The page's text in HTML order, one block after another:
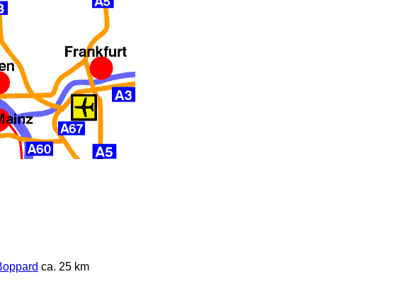
ca. 25 km